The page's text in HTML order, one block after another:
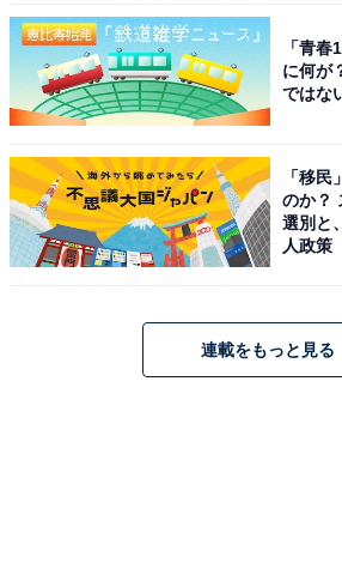
「青
に何が
ではな
「移
のか？
選別と
人政策
連載をもっと見る